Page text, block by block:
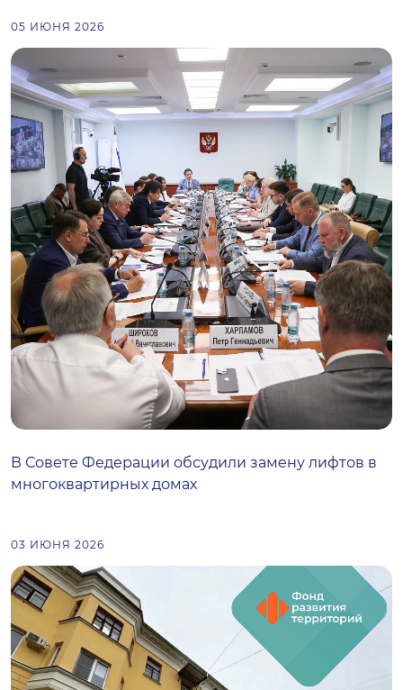
05 ИЮНЯ 2026
В Совете Федерации обсудили замену лифтов в
многоквартирных домах
03 ИЮНЯ 2026